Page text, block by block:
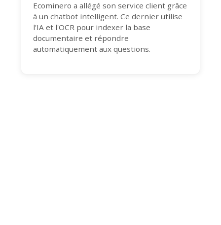
Ecominero a allégé son service client grâce
à un chatbot intelligent. Ce dernier utilise
l'IA et l'OCR pour indexer la base
documentaire et répondre
automatiquement aux questions.